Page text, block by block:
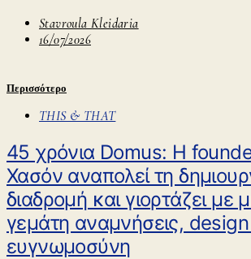
Stavroula Kleidaria
16/07/2026
Περισσότερο
THIS & THAT
45 χρόνια Domus: H
Χασόν αναπολεί τη
διαδρομή και γιορτάζει με
γεμάτη αναμνήσεις, design
ευγνωμοσύνη